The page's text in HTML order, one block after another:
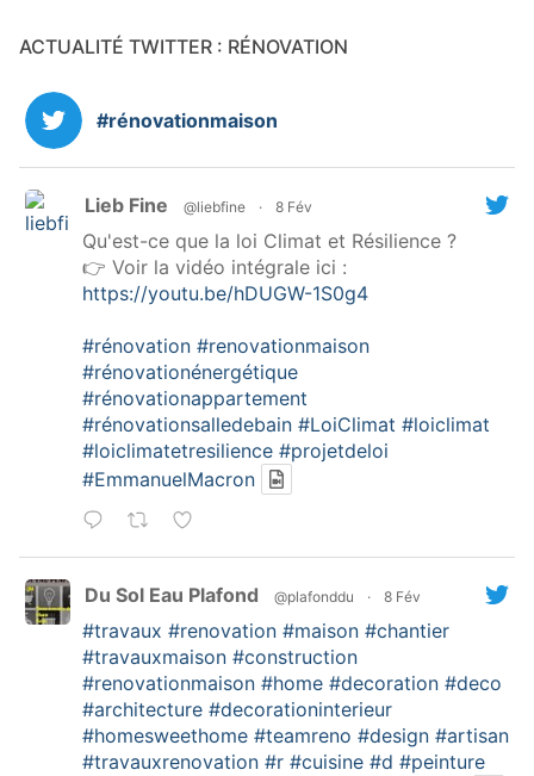
ACTUALITÉ TWITTER : RÉNOVATION
#rénovationmaison
Lieb Fine @liebfine · 8 Fév
Qu'est-ce que la loi Climat et Résilience ?
👉 Voir la vidéo intégrale ici :
https://youtu.be/hDUGW-1S0g4
#rénovation #renovationmaison
#rénovationénergétique
#rénovationappartement
#rénovationsalledebain #LoiClimat #loiclimat
#loiclimatetresilience #projetdeloi
#EmmanuelMacron
Du Sol Eau Plafond @plafonddu · 8 Fév
#travaux #renovation #maison #chantier
#travauxmaison #construction
#renovationmaison #home #decoration #deco
#architecture #decorationinterieur
#homesweethome #teamreno #design #artisan
#travauxrenovation #r #cuisine #d #peinture